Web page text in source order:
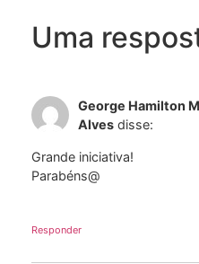
Uma
George Hamilton
Alves disse:
Grande iniciativa!
Parabéns@
Responder